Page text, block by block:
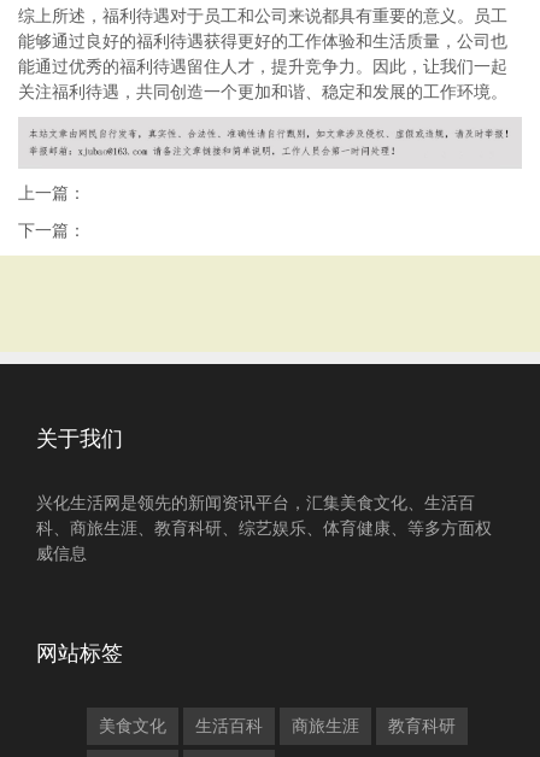
综上所述，福利待遇对于员工和公司来说都具有重要的意义。员工
能够通过良好的福利待遇获得更好的工作体验和生活质量，公司也
能通过优秀的福利待遇留住人才，提升竞争力。因此，让我们一起
关注福利待遇，共同创造一个更加和谐、稳定和发展的工作环境。
上一篇：
下一篇：
关于我们
兴化生活网是领先的新闻资讯平台，汇集美食文化、生活百
科、商旅生涯、教育科研、综艺娱乐、体育健康、等多方面权
威信息
网站标签
美食文化 生活百科 商旅生涯 教育科研